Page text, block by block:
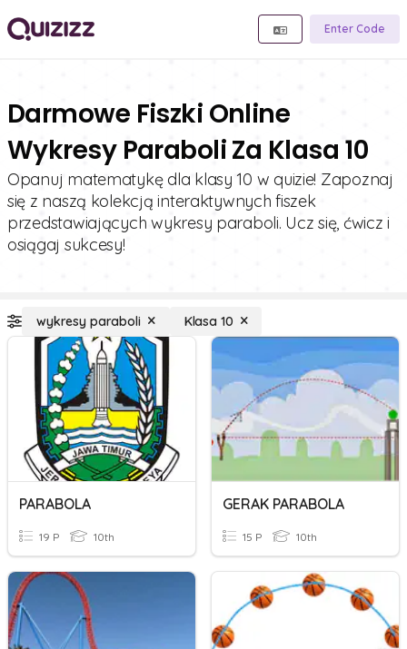
Enter Code
Darmowe Fiszki Online
Wykresy Paraboli Za Klasa 10
Opanuj matematykę dla klasy 10 w quizie! Zapoznaj
się z naszą kolekcją interaktywnych fiszek
przedstawiających wykresy paraboli. Ucz się, ćwicz i
osiągaj sukcesy!
wykresy paraboli Klasa 10
PARABOLA
19 P 10th
GERAK PARABOLA
15 P 10th